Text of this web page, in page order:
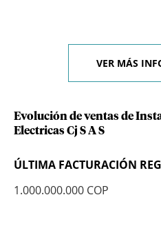
VER MÁS
Evolución de ventas de
Electricas Cj S A S
ÚLTIMA FACTURACIÓN
1.000.000.000 COP